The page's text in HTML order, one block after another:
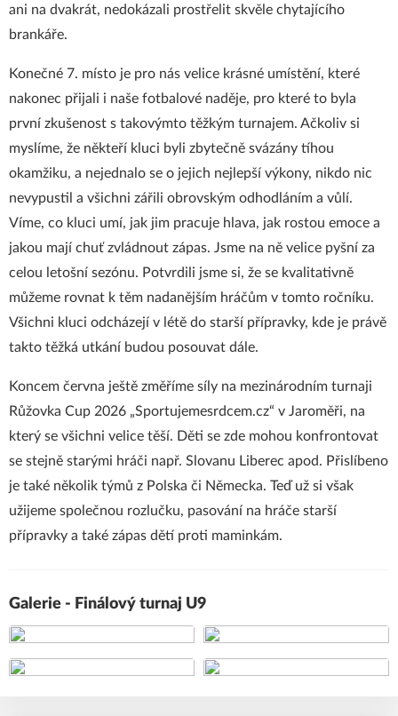
ani na dvakrát, nedokázali prostřelit skvěle chytajícího
brankáře.
Konečné 7. místo je pro nás velice krásné umístění, které
nakonec přijali i naše fotbalové naděje, pro které to byla
první zkušenost s takovýmto těžkým turnajem. Ačkoliv si
myslíme, že někteří kluci byli zbytečně svázány tíhou
okamžiku, a nejednalo se o jejich nejlepší výkony, nikdo nic
nevypustil a všichni zářili obrovským odhodláním a vůlí.
Víme, co kluci umí, jak jim pracuje hlava, jak rostou emoce a
jakou mají chuť zvládnout zápas. Jsme na ně velice pyšní za
celou letošní sezónu. Potvrdili jsme si, že se kvalitativně
můžeme rovnat k těm nadanějším hráčům v tomto ročníku.
Všichni kluci odcházejí v létě do starší přípravky, kde je právě
takto těžká utkání budou posouvat dále.
Koncem června ještě změříme síly na mezinárodním turnaji
Růžovka Cup 2026 „Sportujemesrdcem.cz“ v Jaroměři, na
který se všichni velice těší. Děti se zde mohou konfrontovat
se stejně starými hráči např. Slovanu Liberec apod. Přislíbeno
je také několik týmů z Polska či Německa. Teď už si však
užijeme společnou rozlučku, pasování na hráče starší
přípravky a také zápas dětí proti maminkám.
Galerie - Finálový turnaj U9